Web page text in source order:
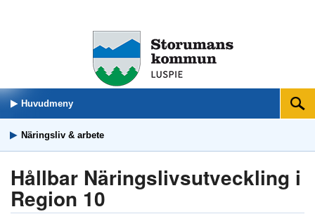
Huvudmeny Sök
Näringsliv & arbete
Hållbar Näringslivsutveckling i
Region 10